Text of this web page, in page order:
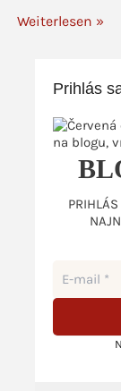
Weiterlesen »
Prihlás